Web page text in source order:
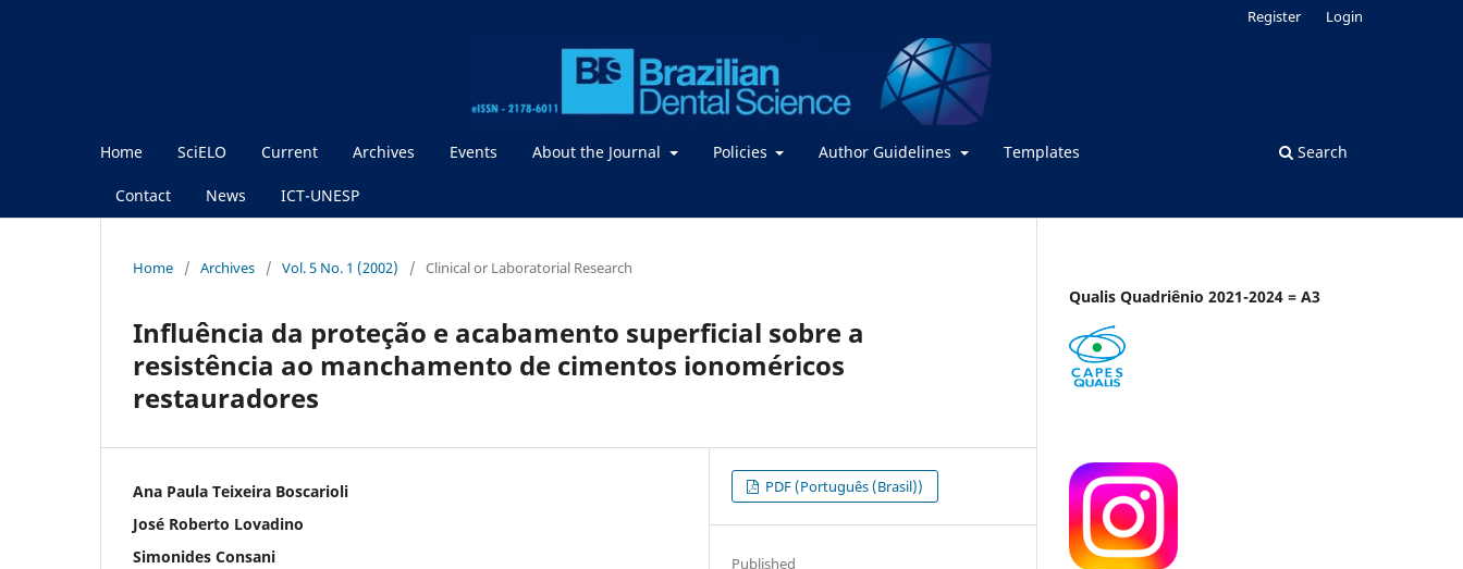
Home SciELO Current Archives Events About the Journal Policies Author Guidelines Templates
Contact News ICT-UNESP
Search
Register Login
Home / Archives / Vol. 5 No. 1 (2002) / Clinical or Laboratorial Research
Influência da proteção e acabamento superficial sobre a
resistência ao manchamento de cimentos ionoméricos
restauradores
Ana Paula Teixeira Boscarioli
José Roberto Lovadino
Simonides Consani
PDF (Português (Brasil))
Published
Qualis Quadriênio 2021-2024 = A3